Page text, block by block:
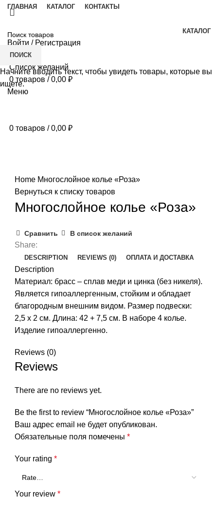
ГЛАВНАЯ КАТАЛОГ КОНТАКТЫ
КАТАЛОГ
Войти / Регистрация
Список желаний
0 товаров / 0,00 ₽
Меню
0 товаров / 0,00 ₽
Home Многослойное колье «Роза»
Вернуться к списку товаров
Многослойное колье «Роза»
Сравнить В список желаний
Share:
DESCRIPTION REVIEWS (0) ОПЛАТА И ДОСТАВКА
Description
Материал: брасс – сплав меди и цинка (без никеля).
Является гипоаллергенным, стойким и обладает
благородным внешним видом. Размер подвески:
2,5 x 2 см. Длина: 42 + 7,5 см. В наборе 4 колье.
Изделие гипоаллергенно.
Reviews (0)
Reviews
There are no reviews yet.
Be the first to review “Многослойное колье «Роза»”
Ваш адрес email не будет опубликован.
Обязательные поля помечены *
Your rating *
Your review *
ПОИСК
Начните вводить текст, чтобы увидеть товары, которые вы
ищете.